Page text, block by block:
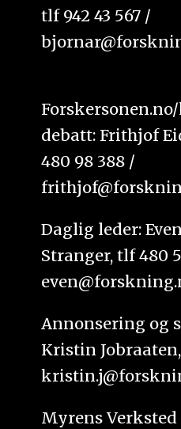
tlf 942 43 567 /
debatt: Frithjof
480 98 388 /
Daglig leder:
Stranger, tlf 480
Annonsering og
Kristin
Myrens Verksted